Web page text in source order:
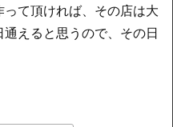
って頂ければ、その店は大
えると思うので、その日